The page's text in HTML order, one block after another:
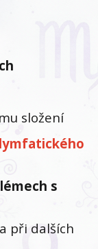
složení
s
při dalších